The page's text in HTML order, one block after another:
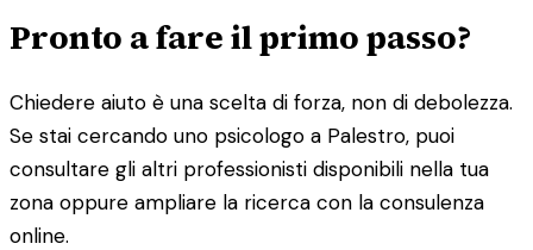
Pronto a fare il primo passo?
Chiedere aiuto è una scelta di forza, non di debolezza.
Se stai cercando uno psicologo a Palestro, puoi
consultare gli altri professionisti disponibili nella tua
zona oppure ampliare la ricerca con la consulenza
online.